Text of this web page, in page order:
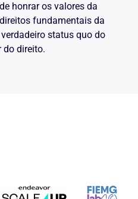
honrar os valores da
fundamentais da
status quo do
do direito.